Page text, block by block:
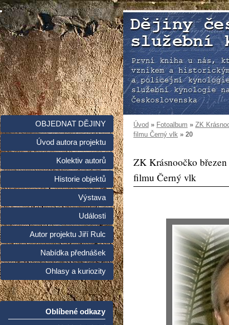
Úvod » Fotoalbum » ZK
filmu Černý vlk » 20
ZK Krásnoočko
filmu Černý vlk
OBJEDNAT DĚJINY
Úvod autora projektu
Kolektiv autorů
Historie objektů
Výstava
Události
Autor projektu Jiří Rulc
Nabídka přednášek
Ohlasy a kuriozity
Oblíbené odkazy